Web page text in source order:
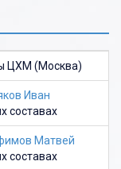
ЦХМ (Москва)
Иван
составах
Матвей
составах